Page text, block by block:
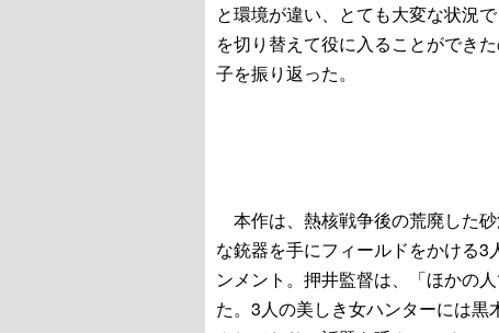
と環境が違い、とても大変な状況
を切り替えて役に入ることができ
子を振り返った。
本作は、熱核戦争後の荒廃した
な銃器を手にフィールドをかける
ンメント。押井監督は、「ほかの
た。3人の美しき女ハンターには黒